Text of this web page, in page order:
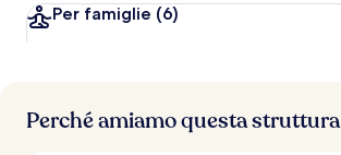
a
Per famiglie (6)
Perché amiamo questa struttura